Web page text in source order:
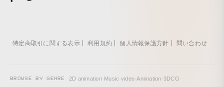
特定商取引に関する表示 利用規約 個人情報保護方針 問い合わせ
BROWSE BY GENRE 2D animation· Music video·Animation·3DCG·